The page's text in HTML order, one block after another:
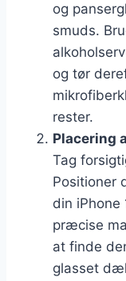
og
smuds.
og tør
rester.
Placering
Tag
Positioner
din iPhone
præcise
at finde
glasset